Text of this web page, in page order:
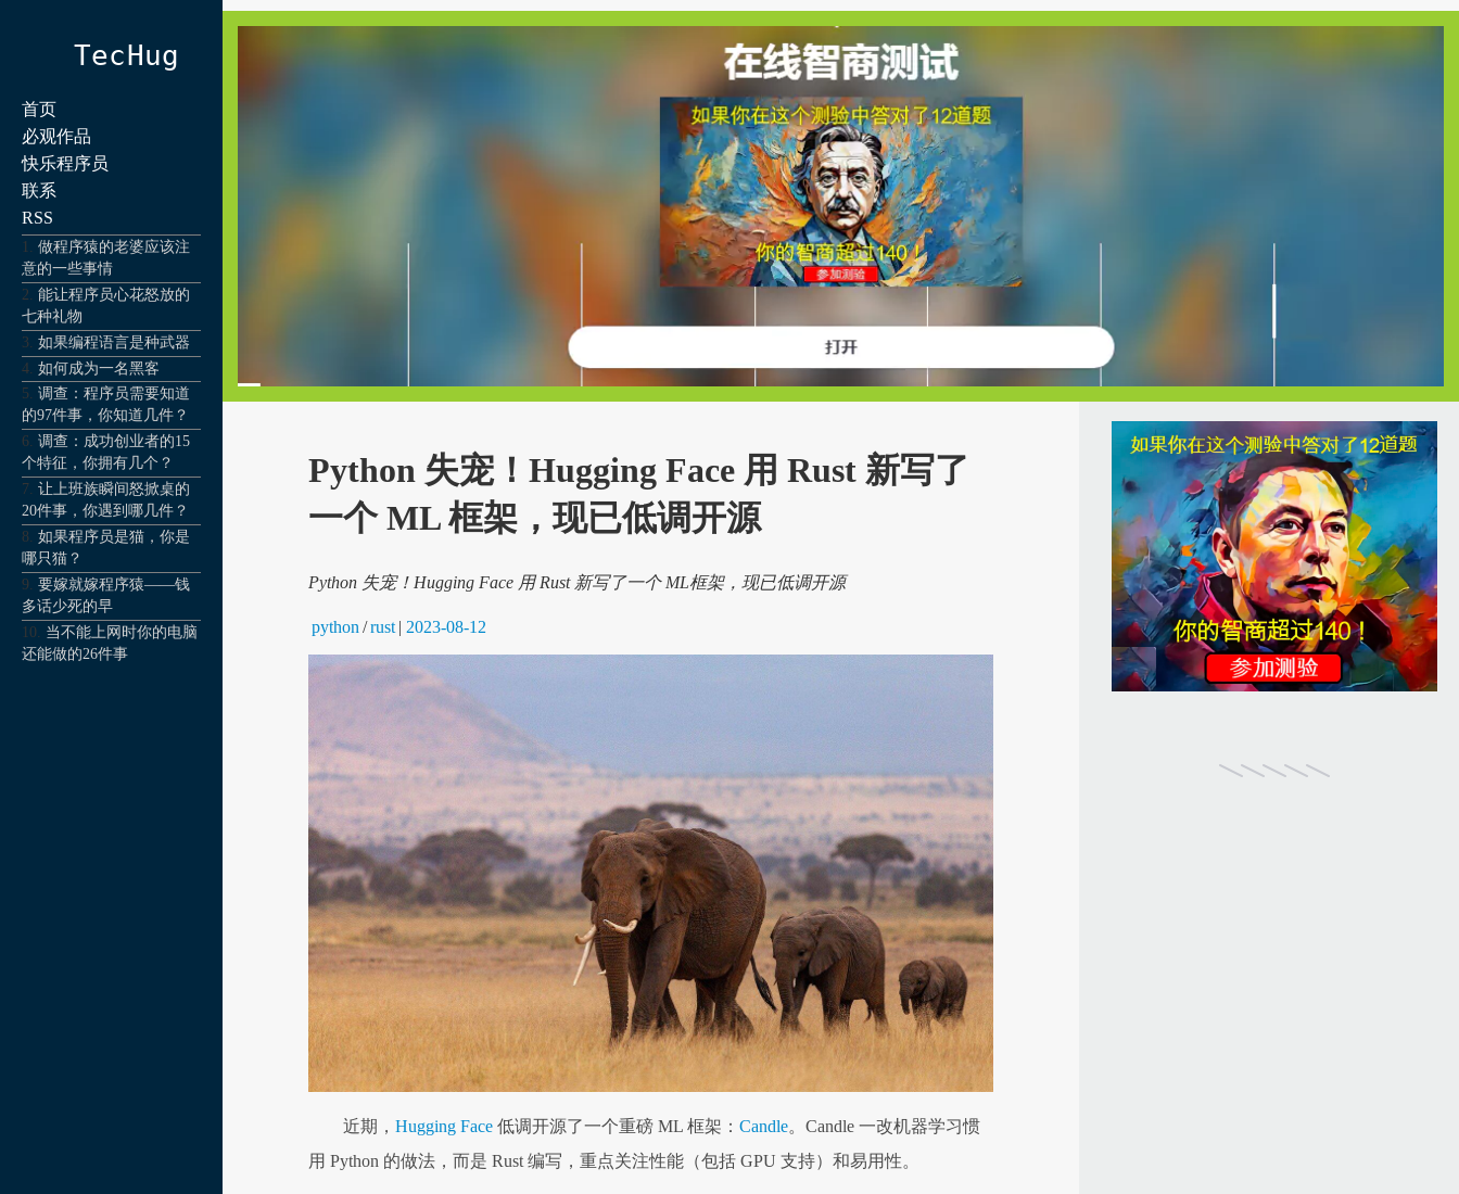
TecHug
首页
必观作品
快乐程序员
联系
RSS
做程序猿的老婆应该注
意的一些事情
能让程序员心花怒放的
七种礼物
如果编程语言是种武器
如何成为一名黑客
调查：程序员需要知道
的97件事，你知道几件？
调查：成功创业者的15
个特征，你拥有几个？
让上班族瞬间怒掀桌的
20件事，你遇到哪几件？
如果程序员是猫，你是
哪只猫？
要嫁就嫁程序猿——钱
多话少死的早
当不能上网时你的电脑
还能做的26件事
Python 失宠！Hugging Face 用 Rust 新写了
一个 ML 框架，现已低调开源
Python 失宠！Hugging Face 用 Rust 新写了一个 ML框架，现已低调开源
python /rust | 2023-08-12
近期， Hugging Face 低调开源了一个重磅 ML 框架： Candle。Candle 一改机器学习惯
用 Python 的做法，而是 Rust 编写，重点关注性能（包括 GPU 支持）和易用性。